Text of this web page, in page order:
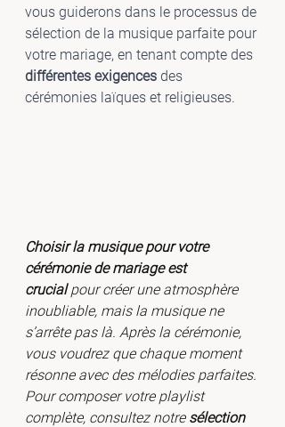
vous guiderons dans le processus de
sélection de la musique parfaite pour
votre mariage, en tenant compte des
différentes exigences des
cérémonies laïques et religieuses.
Choisir la musique pour votre
cérémonie de mariage est
crucial pour créer une atmosphère
inoubliable, mais la musique ne
s’arrête pas là. Après la cérémonie,
vous voudrez que chaque moment
résonne avec des mélodies parfaites.
Pour composer votre playlist
complète, consultez notre sélection